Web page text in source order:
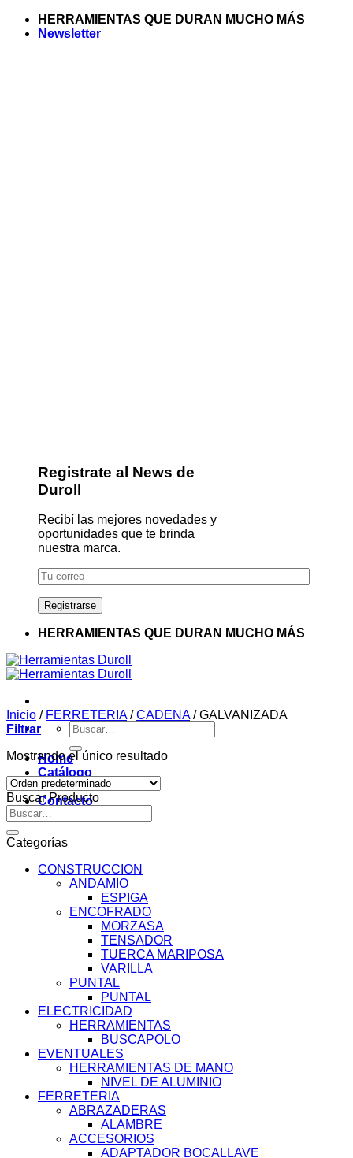
Saltar
HERRAMIENTAS QUE DURAN MUCHO MÁS
Newsletter
Registrate al News de
Duroll
Recibí las mejores novedades y
oportunidades que te brinda
nuestra marca.
HERRAMIENTAS QUE DURAN MUCHO MÁS
Buscar
por:
Home
Catálogo
Novedades
Contacto
Inicio / FERRETERIA / CADENA /GALVANIZADA
Filtrar
Mostrando el único resultado
Buscar Producto
Buscar
por:
Categorías
CONSTRUCCION
ANDAMIO
ESPIGA
ENCOFRADO
MORZASA
TENSADOR
TUERCA MARIPOSA
VARILLA
PUNTAL
PUNTAL
ELECTRICIDAD
HERRAMIENTAS
BUSCAPOLO
EVENTUALES
HERRAMIENTAS DE MANO
NIVEL DE ALUMINIO
FERRETERIA
ABRAZADERAS
ALAMBRE
ACCESORIOS
ADAPTADOR BOCALLAVE